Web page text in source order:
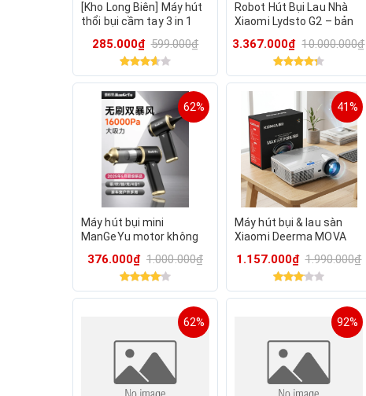
[Kho Long Biên] Máy hút
thổi bụi cầm tay 3 in 1
Walmart Mỹ )
285.000₫ 599.000₫
Robot Hút Bụi Lau Nhà
Xiaomi Lydsto G2 – bản
3.367.000₫ 10.000.000₫
62%
Máy hút bụi mini
ManGeYu motor không
16.000PA
376.000₫ 1.000.000₫
41%
Máy hút bụi & lau sàn
Xiaomi Deerma MOVA
độ, tự sấy giẻ lau
1.157.000₫ 1.990.000₫
62% 92%